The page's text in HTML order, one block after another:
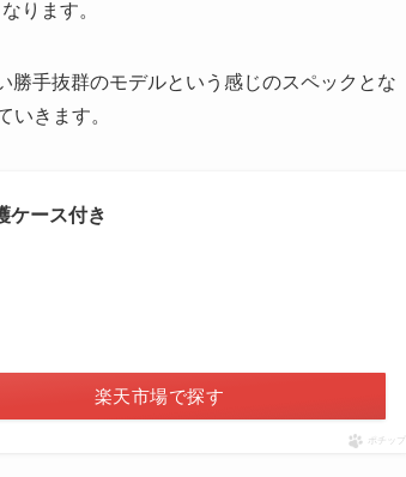
ります。
勝手抜群のモデルという感じのスペックとな
いきます。
ケース付き
楽天市場で探す
ポチップ